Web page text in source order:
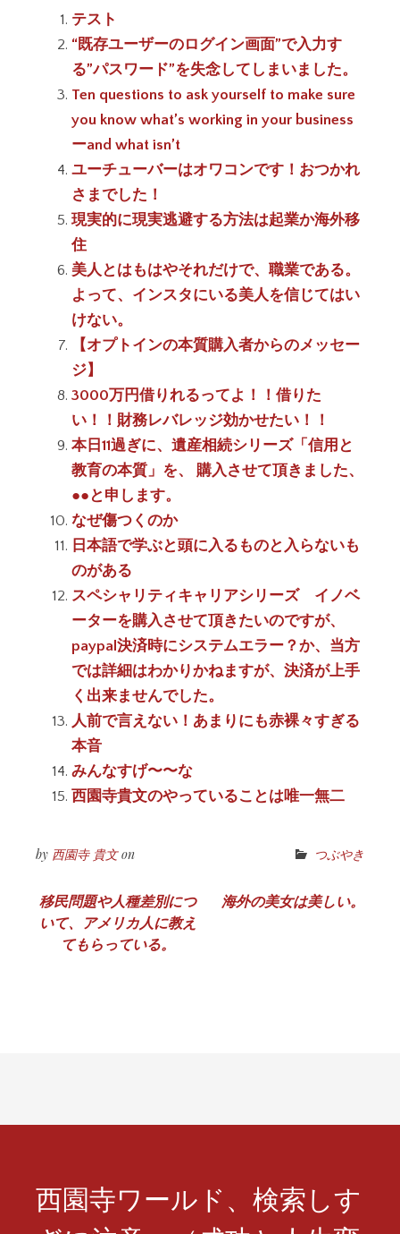
テスト
“既存ユーザーのログイン画面”で入力す
る”パスワード”を失念してしまいました。
Ten questions to ask yourself to make sure
you know what’s working in your business
ーand what isn’t
ユーチューバーはオワコンです！おつかれ
さまでした！
現実的に現実逃避する方法は起業か海外移
住
美人とはもはやそれだけで、職業である。
よって、インスタにいる美人を信じてはい
けない。
【オプトインの本質購入者からのメッセー
ジ】
3000万円借りれるってよ！！借りた
い！！財務レバレッジ効かせたい！！
本日11過ぎに、遺産相続シリーズ「信用と
教育の本質」を、 購入させて頂きました、
●●と申します。
なぜ傷つくのか
日本語で学ぶと頭に入るものと入らないも
のがある
スペシャリティキャリアシリーズ イノベ
ーターを購入させて頂きたいのですが、
paypal決済時にシステムエラー？か、当方
では詳細はわかりかねますが、決済が上手
く出来ませんでした。
人前で言えない！あまりにも赤裸々すぎる
本音
みんなすげ〜〜な
西園寺貴文のやっていることは唯一無二
by 西園寺 貴文on つぶやき
投
稿
ョ
移民問題や人種差別につ
いて、アメリカ人に教え
てもらっている。
海外の美女は美しい。
西園寺ワールド、検索しす